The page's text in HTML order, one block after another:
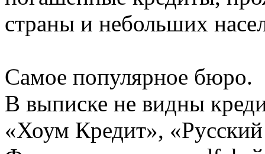
страны и небольших
Самое популярное бюро.
В выписке не видны
«Хоум Кредит»,